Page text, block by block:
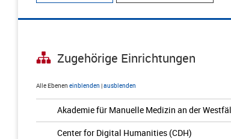
Zugehörige Einrichtungen
Alle Ebenen einblenden |ausblenden
Akademie für Manuelle Medizin an der
Center for Digital Humanities (CDH)